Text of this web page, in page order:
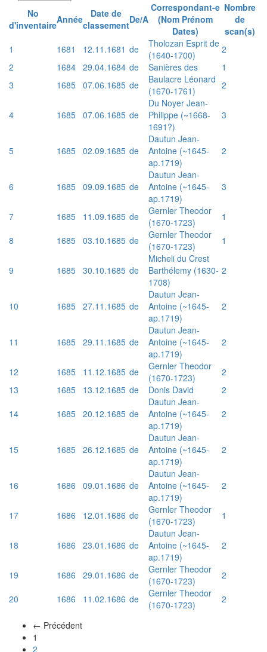
No
d'inventaireAnnée
Date de
classementDe/A
Correspondant-e
(Nom Prénom
Dates)
Nombre
de
scan(s)
1
1681 12.11.1681 de
Tholozan Esprit de
(1640-1700)
2
2
1684 29.04.1684 de Sanières des
1
3
1685 07.06.1685 de
Baulacre Léonard
(1670-1761)
2
4 1685 07.06.1685 de
Du Noyer Jean-
Philippe (~1668-
1691?)
3
5 1685 02.09.1685 de
Dautun Jean-
Antoine (~1645-
ap.1719)
2
6 1685 09.09.1685 de
Dautun Jean-
Antoine (~1645-
ap.1719)
3
7 1685 11.09.1685 de
Gernler Theodor
(1670-1723)
1
8
1685 03.10.1685 de
Gernler Theodor
(1670-1723)
1
9 1685 30.10.1685 de
Micheli du Crest
Barthélemy (1630-
1708)
2
10 1685 27.11.1685 de
Dautun Jean-
Antoine (~1645-
ap.1719)
2
11 1685 29.11.1685 de
Dautun Jean-
Antoine (~1645-
ap.1719)
2
12 1685 11.12.1685 de
Gernler Theodor
(1670-1723)
2
13
1685 13.12.1685 de Donis David
2
14
1685 20.12.1685 de
Dautun Jean-
Antoine (~1645-
ap.1719)
2
15 1685 26.12.1685 de
Dautun Jean-
Antoine (~1645-
ap.1719)
2
16 1686 09.01.1686 de
Dautun Jean-
Antoine (~1645-
ap.1719)
2
17 1686 12.01.1686 de
Gernler Theodor
(1670-1723)
1
18 1686 23.01.1686 de
Dautun Jean-
Antoine (~1645-
ap.1719)
2
19 1686 29.01.1686 de
Gernler Theodor
(1670-1723)
2
20
1686 11.02.1686 de
Gernler Theodor
(1670-1723)
2
← Précédent
1
2